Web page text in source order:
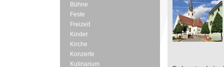
Bühne
Feste
Freizeit
Kinder
Kirche
Konzerte
Kulinarium